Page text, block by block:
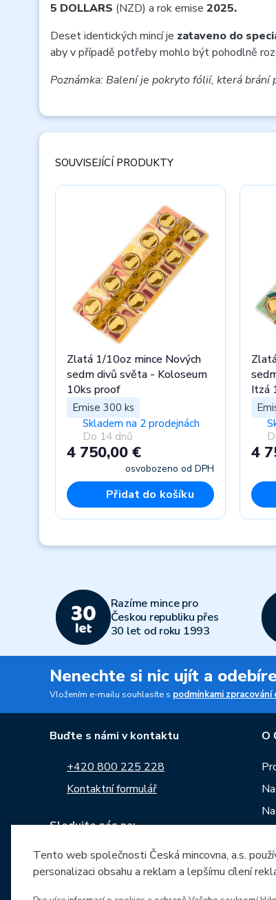
5 DOLLARS (NZD) a rok emise 2025.
Deset identických mincí je zataveno do
aby v případě potřeby mohlo být pohodlně
Poznámka: Balení je pokryto fólií, která brání
SOUVISEJÍCÍ PRODUKTY
Zlatá 1/10oz mince Nových
sedm divů světa - Koloseum
10ks proof
Emise 300 ks
Skladem na 2 prodejnách
Do 14 dnů
4 750,00 €
osvobozeno od DPH
Přidat do košíku
Itzá
4
Razíme mince pro
Českou republiku přes
30 let od roku 1993
Nenechte si nic ujít a
Vložením e-mailu souhlasíte s podmínkami zpracování
Buďte s námi v kontaktu
+420 800 225 228
Kontaktní formulář
Sledujte nás na:
O
Tento web společnosti Česká mincovna, a.s.
personalizaci obsahu a reklam a lepšímu cílení